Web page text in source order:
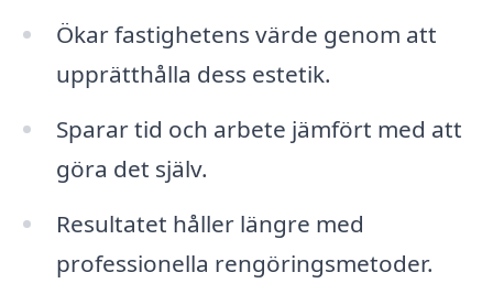
Ökar fastighetens värde genom att
upprätthålla dess estetik.
Sparar tid och arbete jämfört med att
göra det själv.
Resultatet håller längre med
professionella rengöringsmetoder.